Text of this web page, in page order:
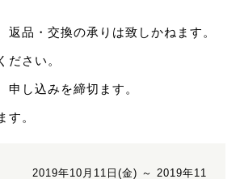
返品・交換の承りは致しかねます。
ださい。
申し込みを締切ます。
す。
2019年10月11日(金) ～ 2019年11